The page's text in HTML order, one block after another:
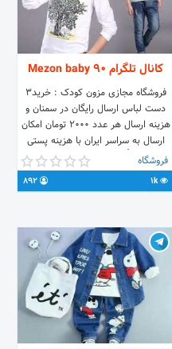
کانال تلگرام Mezon baby 90
فروشگاه مجازی مزون کودک : خرید۳
دست لباس ارسال رایگان در سمنان و
هزینه ارسال هر عدد ۲۰۰۰ تومان امکان
ارسال به سراسر ایران با هزینه پستی
فروش الزاماً به صورت غیر حضوری است
..... قابل رقابت با بازار پوشاک کودک از
اعتماد شما متشکریم....😀😀
فروشگاه
1k